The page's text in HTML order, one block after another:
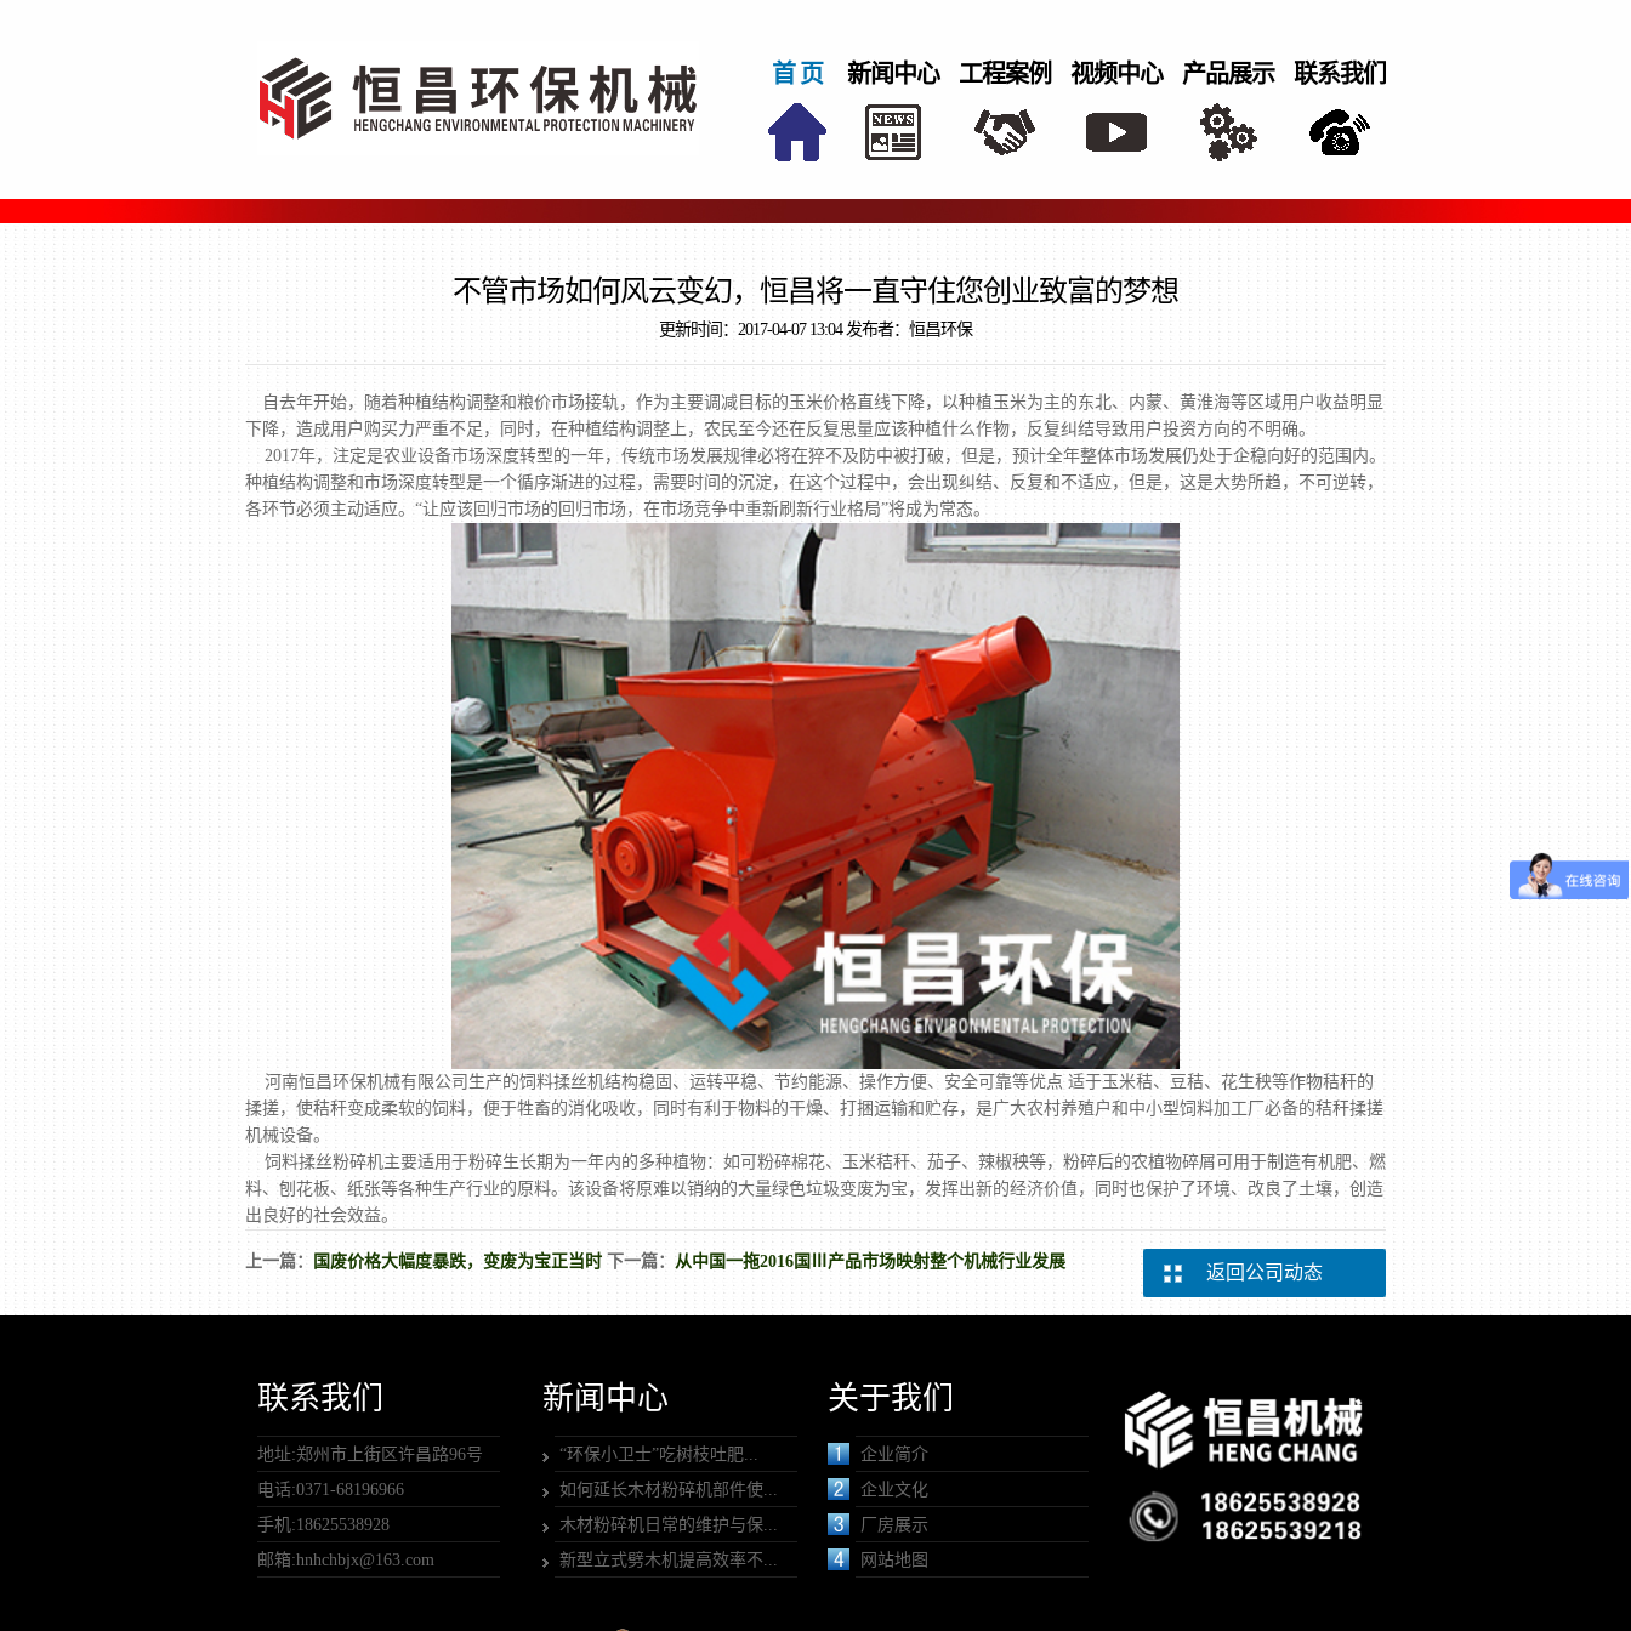
首 页 新闻中心 工程案例 视频中心 产品展示 联系我们
不管市场如何风云变幻，恒昌将一直守住您创业致富的梦想
更新时间：2017-04-07 13:04 发布者：恒昌环保
自去年开始，随着种植结构调整和粮价市场接轨，作为主要调减目标的玉米价格直线下降，以种植玉米为主的东北、内蒙、黄淮海等区域用户收益明显
下降，造成用户购买力严重不足，同时，在种植结构调整上，农民至今还在反复思量应该种植什么作物，反复纠结导致用户投资方向的不明确。
2017年，注定是农业设备市场深度转型的一年，传统市场发展规律必将在猝不及防中被打破，但是，预计全年整体市场发展仍处于企稳向好的范围内。
种植结构调整和市场深度转型是一个循序渐进的过程，需要时间的沉淀，在这个过程中，会出现纠结、反复和不适应，但是，这是大势所趋，不可逆转，
各环节必须主动适应。“让应该回归市场的回归市场，在市场竞争中重新刷新行业格局”将成为常态。
河南恒昌环保机械有限公司 生产的饲料揉丝机结构稳固、运转平稳、节约能源、操作方便、安全可靠等优点 适于玉米秸、豆秸、花生秧等作物秸秆的
揉搓，使秸秆变成柔软的饲料，便于牲畜的消化吸收，同时有利于物料的干燥、打捆运输和贮存，是广大农村养殖户和中小型饲料加工厂必备的秸秆揉搓
机械设备。
饲料揉丝粉碎机主要适用于粉碎生长期为一年内的多种植物：如可粉碎棉花、玉米秸秆、茄子、辣椒秧等，粉碎后的农植物碎屑可用于制造有机肥、燃
料、刨花板、纸张等各种生产行业的原料。该设备将原难以销纳的大量绿色垃圾变废为宝，发挥出新的经济价值，同时也保护了环境、改良了土壤，创造
出良好的社会效益。
上一篇： 国废价格大幅度暴跌，变废为宝正当时 下一篇： 从中国一拖2016国Ⅲ产品市场映射整个机械行业发展
返回公司动态
联系我们
地址:郑州市上街区许昌路96号
电话:0371-68196966
手机:18625538928
邮箱:hnhchbjx@163.com
新闻中心
“环保小卫士”吃树枝吐肥...
如何延长木材粉碎机部件使...
木材粉碎机日常的维护与保...
新型立式劈木机提高效率不...
关于我们
企业简介
企业文化
厂房展示
网站地图